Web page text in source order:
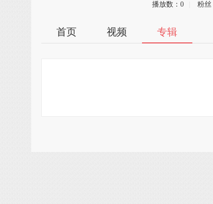
播放数： 0 粉丝
首页 视频 专辑